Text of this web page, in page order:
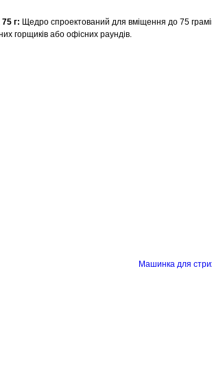
г: Щедро спроектований для вміщення до 75
горщиків або офісних раундів.
Машинка для